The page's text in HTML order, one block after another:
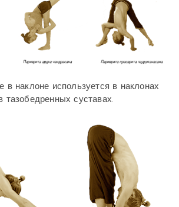
в наклоне используется в наклонах
тазобедренных суставах.